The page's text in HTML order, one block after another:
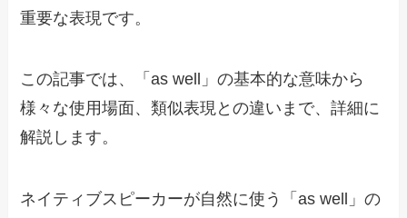
重要な表現です。
この記事では、「as well」の基本的な意味から
様々な使用場面、類似表現との違いまで、詳細に
解説します。
ネイティブスピーカーが自然に使う「as well」の